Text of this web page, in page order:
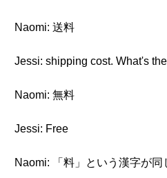
Naomi: 送料
Jessi: shipping cost. What's
Naomi: 無料
Jessi: Free
Naomi: 「料」という漢字が同